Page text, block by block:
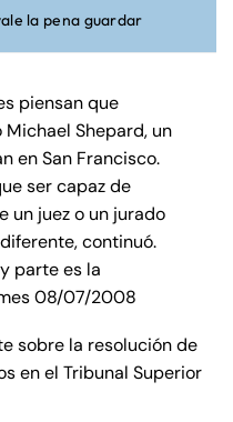
la pena guardar
piensan que
Shepard, un
en San Francisco.
ser capaz de
un juez o un jurado
continuó.
parte es la
08/07/2008
sobre la resolución de
en el Tribunal Superior